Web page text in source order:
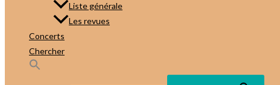
Liste générale
Les revues
Concerts
Chercher